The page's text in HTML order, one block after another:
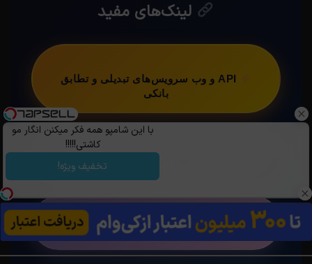
لینک‌های مفید
API و وب سرویس‌های تبدیلی و تطابق
بانکی
مجله تعبیر خواب
با این شامپو همه فکر میکنن انگار مو
کاشتی!!!!!
تخفیف ویژه!